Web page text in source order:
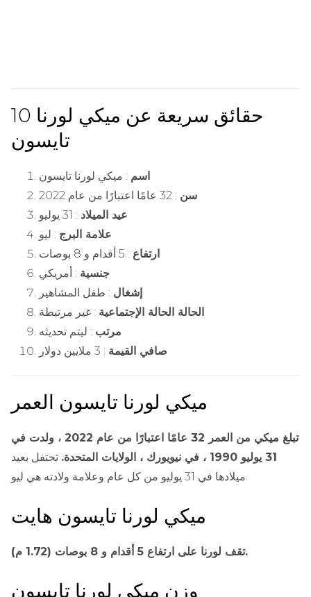
10 حقائق سريعة عن ميكي لورنا
تايسون
اسم : ميكي لورنا تايسون
سن : 32 عامًا اعتبارًا من عام 2022
عيد الميلاد : 31 يوليو
علامة البرج : ليو
ارتفاع : 5 أقدام و 8 بوصات
جنسية : أمريكي
إشغال : طفل المشاهير
الحالة الحالة الإجتماعية : غير مرتبطة
مرتب : ليتم تحديثه
صافي القيمة : 3 ملايين دولار
ميكي لورنا تايسون العمر
تبلغ ميكي من العمر 32 عامًا اعتبارًا من عام 2022 ، ولدت في
31 يوليو 1990 ، في نيويورك ، الولايات المتحدة.
تحتفل بعيد
ميكي لورنا تايسون هايت
تقف لورنا على ارتفاع 5 أقدام و 8 بوصات (1.72 م).
وزن ميكي لورنا تايسون